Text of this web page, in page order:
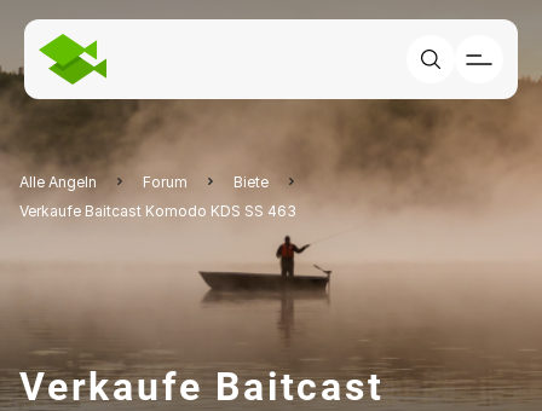
Alle Angeln Forum
Biete
Verkaufe Baitcast Komodo KDS SS 463
Verkaufe Baitcast